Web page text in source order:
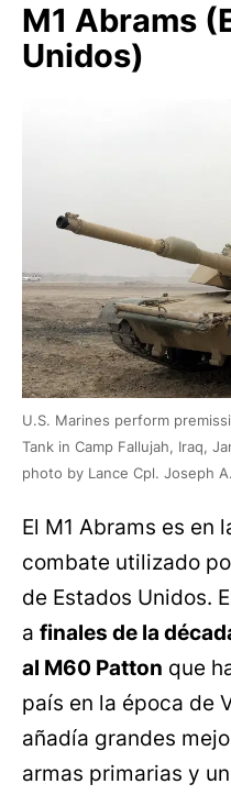
M1 Abrams
Unidos)
U.S. Marines perform
Tank in Camp Fallujah, Iraq,
photo by Lance Cpl. Joseph
El M1 Abrams es en
combate utilizado
de Estados Unidos.
a finales de la
al M60 Patton que
país en la época de
añadía grandes
armas primarias y